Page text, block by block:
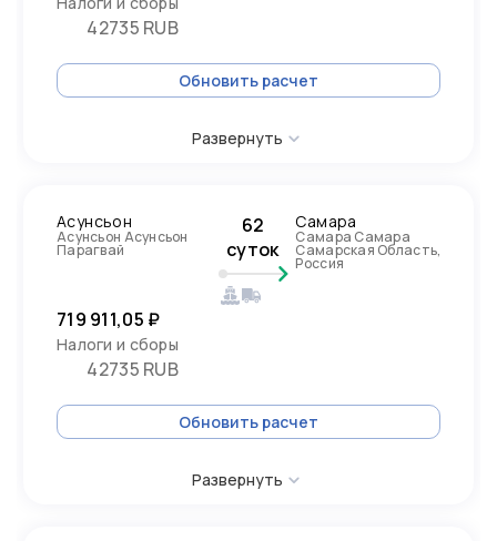
42735 RUB
Обновить расчет
Развернуть
Асунсьон
Асунсьон Асунсьон
Парагвай
62
суток
Самара
Самара Самара
Самарская Область,
Россия
719 911,05 ₽
Налоги и сборы
42735 RUB
Обновить расчет
Развернуть